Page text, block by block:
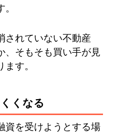
されていない不動産
、そもそも買い手が見
す。
くなる
資を受けようとする場